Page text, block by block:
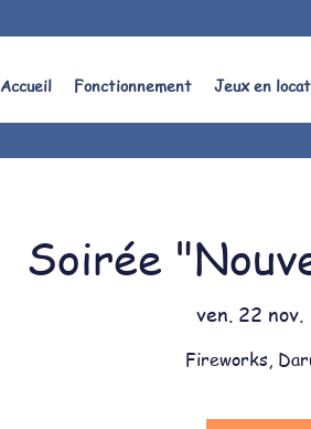
Accueil Fonctionnement Jeux en
Soirée
ven. 22 nov.
Fireworks,